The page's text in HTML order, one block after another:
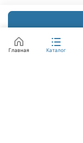
Главная Каталог